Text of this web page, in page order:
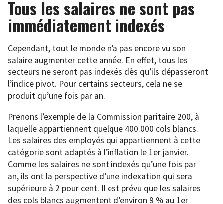
Tous les salaires ne sont pas
immédiatement indexés
Cependant, tout le monde n’a pas encore vu son
salaire augmenter cette année. En effet, tous les
secteurs ne seront pas indexés dès qu’ils dépasseront
l’indice pivot. Pour certains secteurs, cela ne se
produit qu’une fois par an.
Prenons l’exemple de la Commission paritaire 200, à
laquelle appartiennent quelque 400.000 cols blancs.
Les salaires des employés qui appartiennent à cette
catégorie sont adaptés à l’inflation le 1er janvier.
Comme les salaires ne sont indexés qu’une fois par
an, ils ont la perspective d’une indexation qui sera
supérieure à 2 pour cent. Il est prévu que les salaires
des cols blancs augmentent d’environ 9 % au 1er